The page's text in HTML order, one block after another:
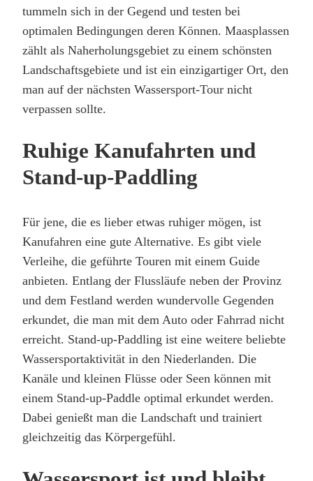
tummeln sich in der Gegend und testen bei
optimalen Bedingungen deren Können. Maasplassen
zählt als Naherholungsgebiet zu einem schönsten
Landschaftsgebiete und ist ein einzigartiger Ort, den
man auf der nächsten Wassersport-Tour nicht
verpassen sollte.
Ruhige Kanufahrten und
Stand-up-Paddling
Für jene, die es lieber etwas ruhiger mögen, ist
Kanufahren eine gute Alternative. Es gibt viele
Verleihe, die geführte Touren mit einem Guide
anbieten. Entlang der Flussläufe neben der Provinz
und dem Festland werden wundervolle Gegenden
erkundet, die man mit dem Auto oder Fahrrad nicht
erreicht. Stand-up-Paddling ist eine weitere beliebte
Wassersportaktivität in den Niederlanden. Die
Kanäle und kleinen Flüsse oder Seen können mit
einem Stand-up-Paddle optimal erkundet werden.
Dabei genießt man die Landschaft und trainiert
gleichzeitig das Körpergefühl.